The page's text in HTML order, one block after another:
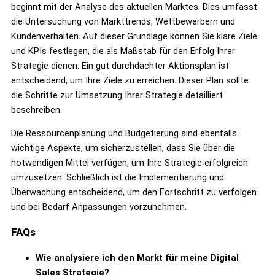
beginnt mit der Analyse des aktuellen Marktes. Dies umfasst
die Untersuchung von Markttrends, Wettbewerbern und
Kundenverhalten. Auf dieser Grundlage können Sie klare Ziele
und KPIs festlegen, die als Maßstab für den Erfolg Ihrer
Strategie dienen. Ein gut durchdachter Aktionsplan ist
entscheidend, um Ihre Ziele zu erreichen. Dieser Plan sollte
die Schritte zur Umsetzung Ihrer Strategie detailliert
beschreiben.
Die Ressourcenplanung und Budgetierung sind ebenfalls
wichtige Aspekte, um sicherzustellen, dass Sie über die
notwendigen Mittel verfügen, um Ihre Strategie erfolgreich
umzusetzen. Schließlich ist die Implementierung und
Überwachung entscheidend, um den Fortschritt zu verfolgen
und bei Bedarf Anpassungen vorzunehmen.
FAQs
Wie analysiere ich den Markt für meine Digital
Sales Strategie?